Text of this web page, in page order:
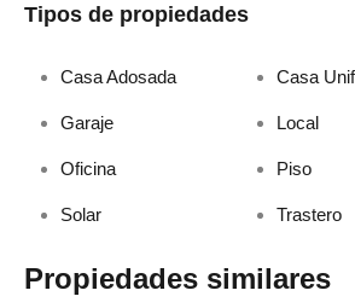
Tipos de propiedades
Casa Adosada Casa
Garaje Local
Oficina Piso
Solar Trastero
Propiedades similares